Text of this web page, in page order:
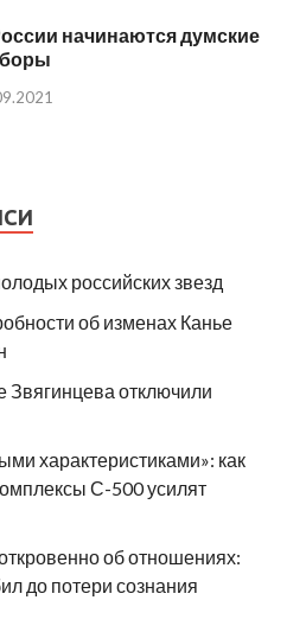
начинаются думские
российских звезд
об изменах Канье
Звягинцева отключили
характеристиками»: как
С-500 усилят
об отношениях:
до потери сознания